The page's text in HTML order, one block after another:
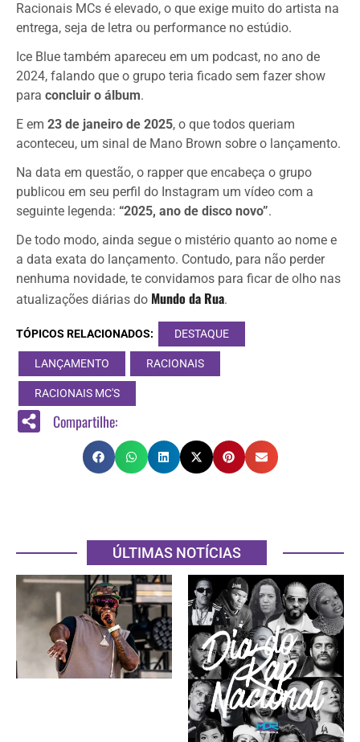
Racionais MCs é elevado, o que exige muito do artista na
entrega, seja de letra ou performance no estúdio.
Ice Blue também apareceu em um podcast, no ano de
2024, falando que o grupo teria ficado sem fazer show
para concluir o álbum.
E em 23 de janeiro de 2025, o que todos queriam
aconteceu, um sinal de Mano Brown sobre o lançamento.
Na data em questão, o rapper que encabeça o grupo
publicou em seu perfil do Instagram um vídeo com a
seguinte legenda: “2025, ano de disco novo”.
De todo modo, ainda segue o mistério quanto ao nome e
a data exata do lançamento. Contudo, para não perder
nenhuma novidade, te convidamos para ficar de olho nas
atualizações diárias do Mundo da Rua.
TÓPICOS RELACIONADOS: DESTAQUE
LANÇAMENTO RACIONAIS
RACIONAIS MC'S
Compartilhe:
ÚLTIMAS NOTÍCIAS